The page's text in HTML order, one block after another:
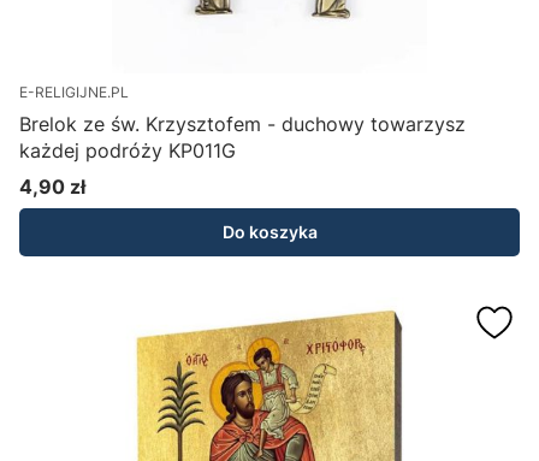
E-RELIGIJNE.PL
Brelok ze św. Krzysztofem - duchowy towarzysz
każdej podróży KP011G
Cena
4,90 zł
Do koszyka